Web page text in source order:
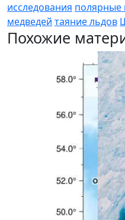
исследования полярные
медведей таяние льдов
Похожие